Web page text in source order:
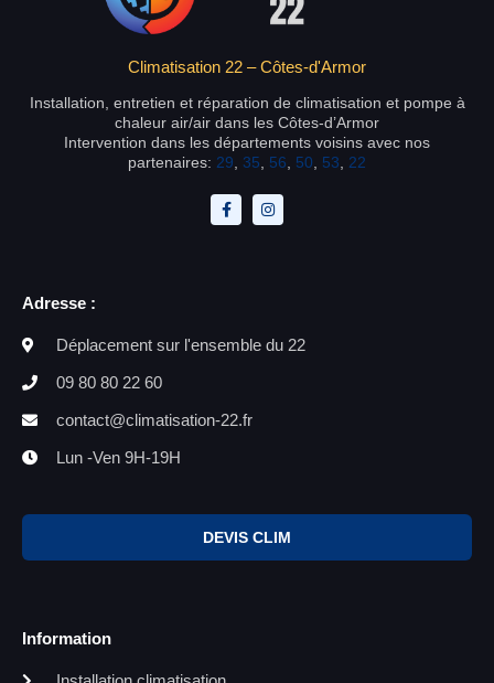
Climatisation 22 – Côtes-d'Armor
Installation, entretien et réparation de climatisation et pompe à
chaleur air/air dans les Côtes-d’Armor
Intervention dans les départements voisins avec nos
partenaires: 29 35 56 50 53 22
Adresse :
Déplacement sur l'ensemble du 22
09 80 80 22 60
contact@climatisation-22.fr
Lun -Ven 9H-19H
DEVIS CLIM
Information